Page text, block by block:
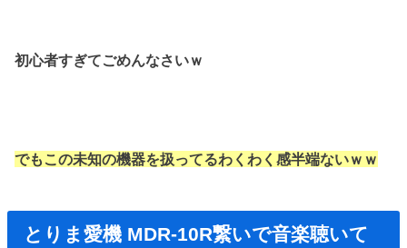
初心者すぎてごめんなさいｗ
でもこの未知の機器を扱ってるわくわく感半端ないｗｗ
とりま愛機 MDR-10R繋いで音楽聴いて